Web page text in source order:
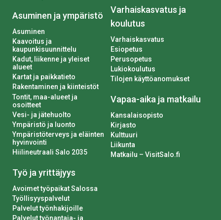
Asuminen ja ympäristö
Asuminen
Kaavoitus ja
kaupunkisuunnittelu
Kadut, liikenne ja yleiset
alueet
Kartat ja paikkatieto
Rakentaminen ja kiinteistöt
Tontit, maa-alueet ja
osoitteet
Vesi- ja jätehuolto
Ympäristö ja luonto
Ympäristöterveys ja eläinten
hyvinvointi
Hiilineutraali Salo 2035
Työ ja yrittäjyys
Avoimet työpaikat Salossa
Työllisyyspalvelut
Palvelut työnhakijoille
Palvelut työnantaja- ja
Varhaiskasvatus ja
koulutus
Varhaiskasvatus
Esiopetus
Perusopetus
Lukiokoulutus
Tilojen käyttöanomukset
Vapaa-aika ja matkailu
Kansalaisopisto
Kirjasto
Kulttuuri
Liikunta
Matkailu – VisitSalo.fi